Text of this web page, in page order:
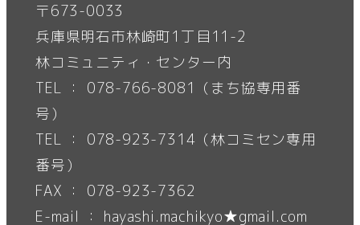
〒673-0033
兵庫県明石市林崎町1丁目11-2
林コミュニティ・センター内
TEL ： 078-766-8081（まち協専用番
号）
TEL ： 078-923-7314（林コミセン専用
番号）
FAX ： 078-923-7362
E-mail ： hayashi.machikyo★gmail.com